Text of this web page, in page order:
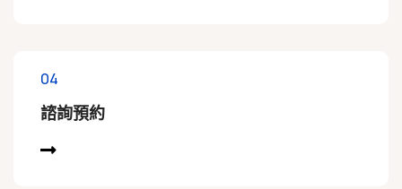
04
諮詢預約